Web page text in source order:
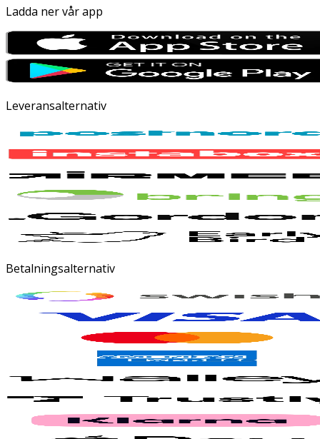
Ladda ner vår app
Leveransalternativ
Betalningsalternativ